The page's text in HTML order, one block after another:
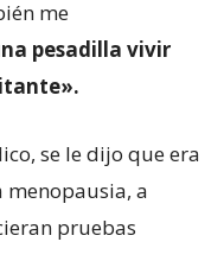
me
pesadilla vivir
se le dijo que era
menopausia, a
pruebas